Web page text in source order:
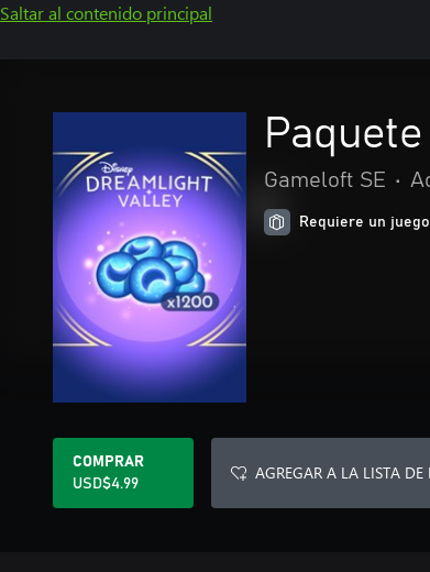
Saltar al contenido principal
Gameloft SE •
Requiere un juego
COMPRAR
USD$4.99
AGREGAR A LA LISTA DE